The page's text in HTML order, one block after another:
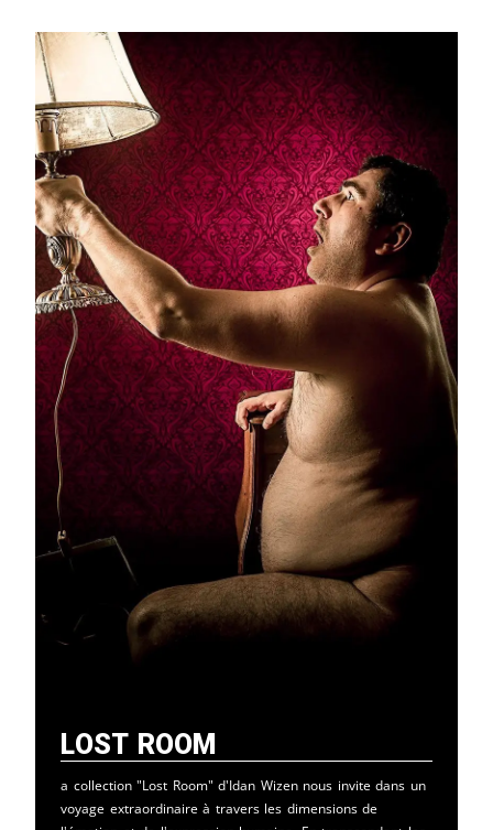
Lost Room
a collection "Lost Room" d'Idan Wizen nous invite dans un
voyage extraordinaire à travers les dimensions de